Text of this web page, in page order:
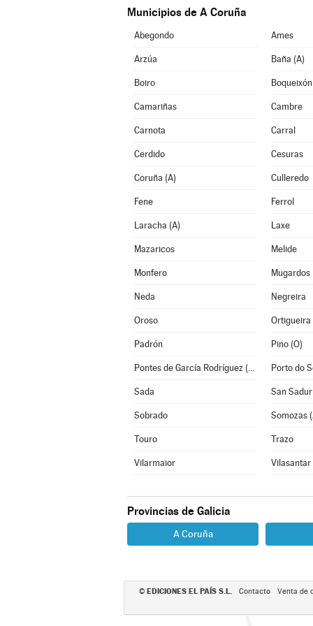
Municipios de A Coruña
Abegondo Ames
Arzúa Baña (A)
Boiro Boqueixón
Camariñas Cambre
Carnota Carral
Cerdido Cesuras
Coruña (A) Culleredo
Fene Ferrol
Laracha (A) Laxe
Mazaricos Melide
Monfero Mugardos
Neda Negreira
Oroso Ortigueira
Padrón Pino (O)
Pontes de García Rodríguez (As) Porto do
Sada San
Sobrado Somozas
Touro Trazo
Vilarmaior Vilasantar
Provincias de Galicia
A Coruña
© EDICIONES EL PAÍS S.L. Contacto Venta de